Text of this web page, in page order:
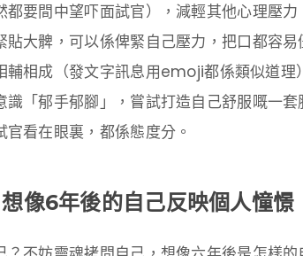
都要間中望吓面試官），減輕其他心理壓
貼大髀，可以係俾緊自己壓力，把口都容
輔相成（發文字訊息用emoji都係類似道理
識「郁手郁腳」，嘗試打造自己舒服嘅一
官看在眼裏，都係態度分。
像6年後的自己反映個人憧憬